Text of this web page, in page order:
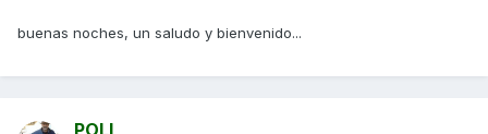
buenas noches, un saludo y bienvenido...